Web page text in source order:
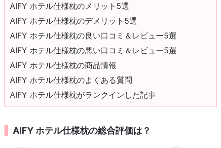
AIFY ホテル仕様枕のメリット5選
AIFY ホテル仕様枕のデメリット5選
AIFY ホテル仕様枕の良い口コミ＆レビュー5選
AIFY ホテル仕様枕の悪い口コミ＆レビュー5選
AIFY ホテル仕様枕の商品情報
AIFY ホテル仕様枕のよくある質問
AIFY ホテル仕様枕がランクインした記事
AIFY ホテル仕様枕の総合評価は？